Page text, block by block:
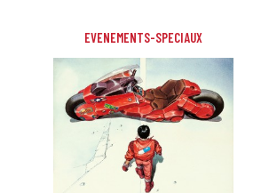
EVENEMENTS-SPECIAUX